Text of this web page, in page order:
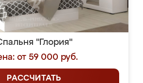
"Глория"
от 59 000 руб.
РАССЧИТАТЬ